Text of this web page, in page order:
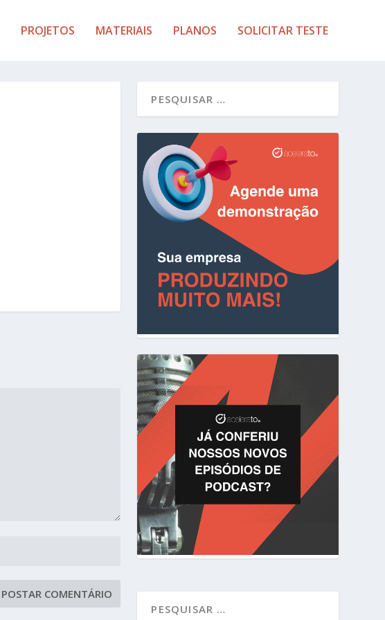
PROJETOS MATERIAIS PLANOS SOLICITAR TESTE